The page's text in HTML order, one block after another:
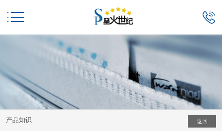
 
产品知识 返回